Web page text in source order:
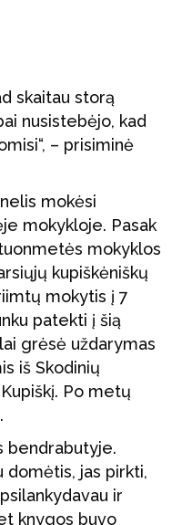
skaitau storą
nusistebėjo, kad
– prisiminė
mokėsi
mokykloje. Pasak
mokyklos
kupiškėniškų
mokytis į 7
patekti į šią
grėsė uždarymas
iš Skodinių
Po metų
bendrabutyje.
domėtis, jas pirkti,
ir
knygos buvo